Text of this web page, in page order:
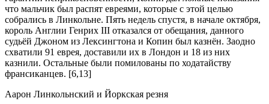
что мальчик был распят евреями, которые с этой целью
собрались в Линкольне. Пять недель спустя, в начале октября,
король Англии Генрих III отказался от обещания, данного
судьёй Джоном из Лексингтона и Копин был казнён. Заодно
схватили 91 еврея, доставили их в Лондон и 18 из них
казнили. Остальные были помилованы по ходатайству
франсиканцев. [6,13]
Аарон Линкольнский и Йоркская резня